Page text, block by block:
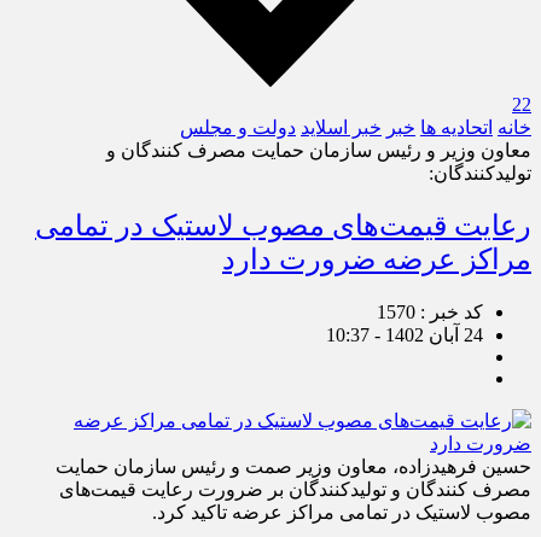
22
خانه اتحادیه ها خبر خبر اسلايد دولت و مجلس
معاون وزیر و رئیس سازمان حمایت مصرف کنندگان و
تولیدکنندگان:
رعایت قیمت‌های مصوب لاستیک در تمامی
مراکز عرضه ضرورت دارد
کد خبر : 1570
24 آبان 1402 - 10:37
حسین فرهیدزاده، معاون وزیر صمت و رئیس سازمان حمایت
مصرف کنندگان و تولیدکنندگان بر ضرورت رعایت قیمت‌های
مصوب لاستیک در تمامی مراکز عرضه تاکید کرد.